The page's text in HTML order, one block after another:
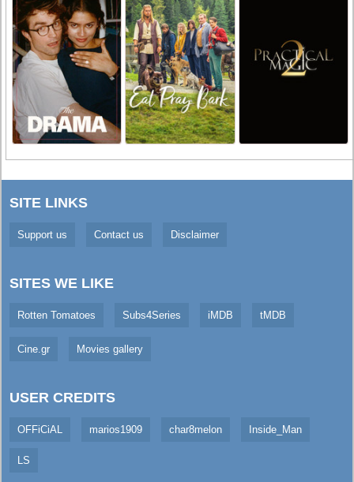
SITE LINKS
Support us Contact us Disclaimer
SITES WE LIKE
Rotten Tomatoes Subs4Series iMDB tMDB
Cine.gr Movies gallery
USER CREDITS
OFFiCiAL marios1909 char8melon Inside_Man
LS